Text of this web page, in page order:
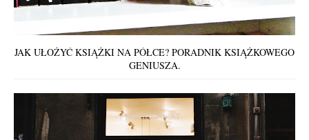
JAK UŁOŻYĆ KSIĄŻKI NA PÓŁCE? PORADNIK KSIĄŻKOWEGO
GENIUSZA.